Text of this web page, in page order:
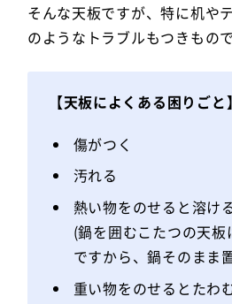
そんな天板ですが、特に机や
のようなトラブルもつきもので
【天板によくある困りごと】
傷がつく
汚れる
熱い物をのせると溶け
(鍋を囲むこたつの天板
ですから、鍋そのまま
重い物をのせるとたわ